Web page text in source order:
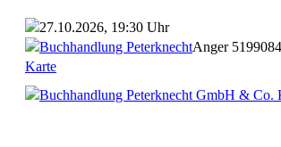
27.10.2026, 19:30 Uhr
Buchhandlung PeterknechtAnger 5199084
Karte
Buchhandlung Peterknecht GmbH & Co.